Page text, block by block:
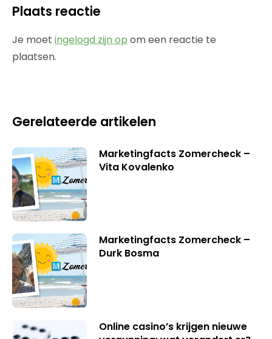
Plaats reactie
Je moet ingelogd zijn op om een reactie te
plaatsen.
Gerelateerde artikelen
Marketingfacts Zomercheck –
Vita Kovalenko
Marketingfacts Zomercheck –
Durk Bosma
Online casino’s krijgen nieuwe